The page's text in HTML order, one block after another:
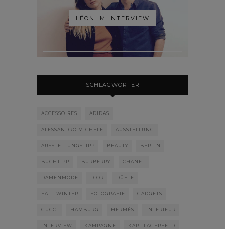
LÉON IM INTERVIEW
SCHLAGWÖRTER
ACCESSOIRES ADIDAS
ALESSANDRO MICHELE AUSSTELLUNG
AUSSTELLUNGSTIPP BEAUTY BERLIN
BUCHTIPP BURBERRY CHANEL
DAMENMODE DIOR DÜFTE
FALL-WINTER FOTOGRAFIE GADGETS
GUCCI HAMBURG HERMÈS INTERIEUR
INTERVIEW KAMPAGNE KARL LAGERFELD